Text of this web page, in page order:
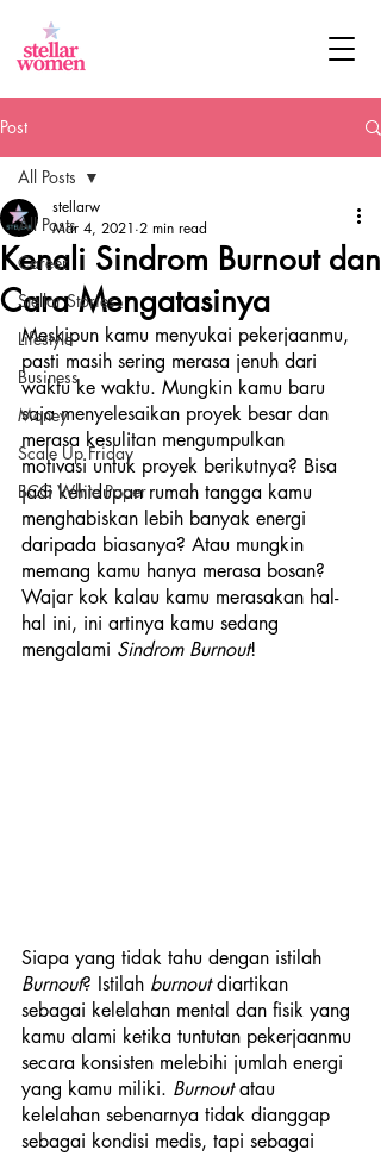
Post
All Posts
Career
Stellar Stories
Lifestyle
Business
Money
Scale Up Friday
BCG White Paper
All Posts
Kenali Sindrom Burnout dan
Cara Mengatasinya
stellarw
Mar 4, 2021 2 min read
Meskipun kamu menyukai pekerjaanmu,
pasti masih sering merasa jenuh dari
waktu ke waktu. Mungkin kamu baru
saja menyelesaikan proyek besar dan
merasa kesulitan mengumpulkan
motivasi untuk proyek berikutnya? Bisa
jadi kehidupan rumah tangga kamu
menghabiskan lebih banyak energi
daripada biasanya? Atau mungkin
memang kamu hanya merasa bosan?
Wajar kok kalau kamu merasakan hal-
hal ini, ini artinya kamu sedang
mengalami Sindrom Burnout!
Siapa yang tidak tahu dengan istilah
Burnout? Istilah burnout diartikan
sebagai kelelahan mental dan fisik yang
kamu alami ketika tuntutan pekerjaanmu
secara konsisten melebihi jumlah energi
yang kamu miliki. Burnout atau
kelelahan sebenarnya tidak dianggap
sebagai kondisi medis, tapi sebagai